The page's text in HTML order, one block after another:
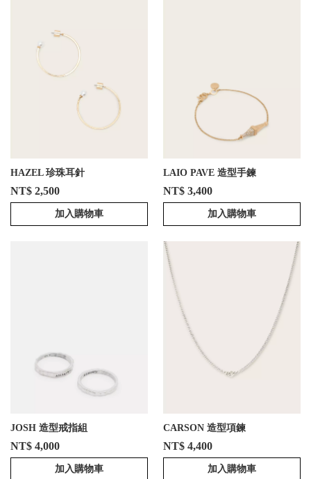
HAZEL 珍珠耳針
NT$ 2,500
加入購物車
LAIO PAVE 造型手鍊
NT$ 3,400
加入購物車
JOSH 造型戒指組
NT$ 4,000
加入購物車
CARSON 造型項鍊
NT$ 4,400
加入購物車